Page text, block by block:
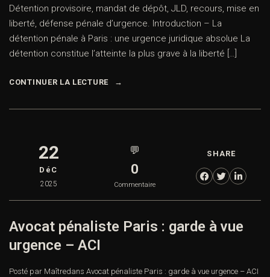
Détention provisoire, mandat de dépôt, JLD, recours, mise en
liberté, défense pénale d’urgence. Introduction – La
détention pénale à Paris : une urgence juridique absolue La
détention constitue l’atteinte la plus grave à la liberté […]
CONTINUER LA LECTURE
22
DéC
2025
💬
0
Commentaire
SHARE
Avocat pénaliste Paris : garde à vue
urgence – ACI
Posté par Maîtredans Avocat pénaliste Paris : garde à vue urgence – ACI